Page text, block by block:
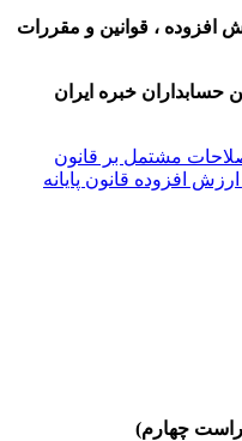
افزوده ، قوانین و مقررات
حسابداران خبره ایران
چهارم)